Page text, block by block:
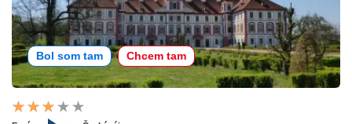
Bol som tam Chcem tam